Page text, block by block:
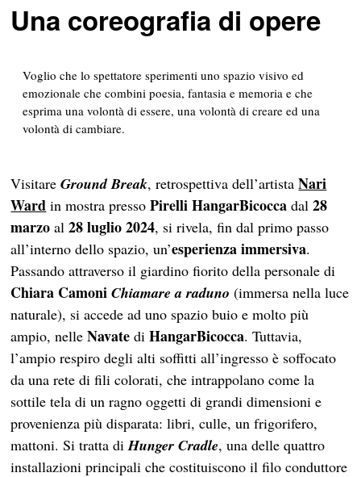
Una coreografia di opere
Voglio che lo spettatore sperimenti uno spazio visivo ed
emozionale che combini poesia, fantasia e memoria e che
esprima una volontà di essere, una volontà di creare ed una
volontà di cambiare.
VisitareGround Break, retrospettiva dell’artistaNari
Ward in mostra pressoPirelli HangarBicocca dal28
marzoal28 luglio 2024, si rivela, fin dal primo passo
all’interno dello spazio, un’esperienza immersiva.
Passando attraverso il giardino fiorito della personale di
Chiara Camoni Chiamare a raduno (immersa nella luce
naturale), si accede ad uno spazio buio e molto più
ampio, nelleNavatediHangarBicocca. Tuttavia,
l’ampio respiro degli alti soffitti all’ingresso è soffocato
da una rete di fili colorati, che intrappolano come la
sottile tela di un ragno oggetti di grandi dimensioni e
provenienza più disparata: libri, culle, un frigorifero,
mattoni. Si tratta diHunger Cradle, una delle quattro
installazioni principali che costituiscono il filo conduttore